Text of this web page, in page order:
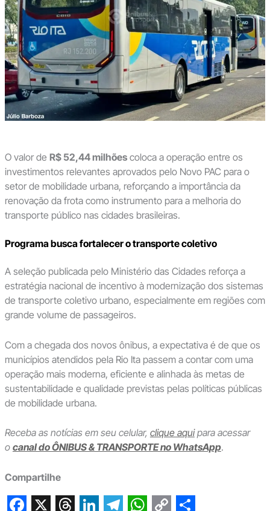
O valor de R$ 52,44 milhõescoloca a operação entre os
investimentos relevantes aprovados pelo Novo PAC para o
setor de mobilidade urbana, reforçando a importância da
renovação da frota como instrumento para a melhoria do
transporte público nas cidades brasileiras.
Programa busca fortalecer o transporte coletivo
A seleção publicada pelo Ministério das Cidades reforça a
estratégia nacional de incentivo à modernização dos sistemas
de transporte coletivo urbano, especialmente em regiões com
grande volume de passageiros.
Com a chegada dos novos ônibus, a expectativa é de que os
municípios atendidos pela Rio Ita passem a contar com uma
operação mais moderna, eficiente e alinhada às metas de
sustentabilidade e qualidade previstas pelas políticas públicas
de mobilidade urbana.
Receba as notícias em seu celular, clique aquipara acessar
o canal do ÔNIBUS & TRANSPORTE no WhatsApp.
Compartilhe